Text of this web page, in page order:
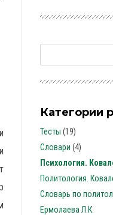
Категории
Тесты (19)
Словари (4)
Психология.
Политология.
Словарь по
Ермолаева Л.К.